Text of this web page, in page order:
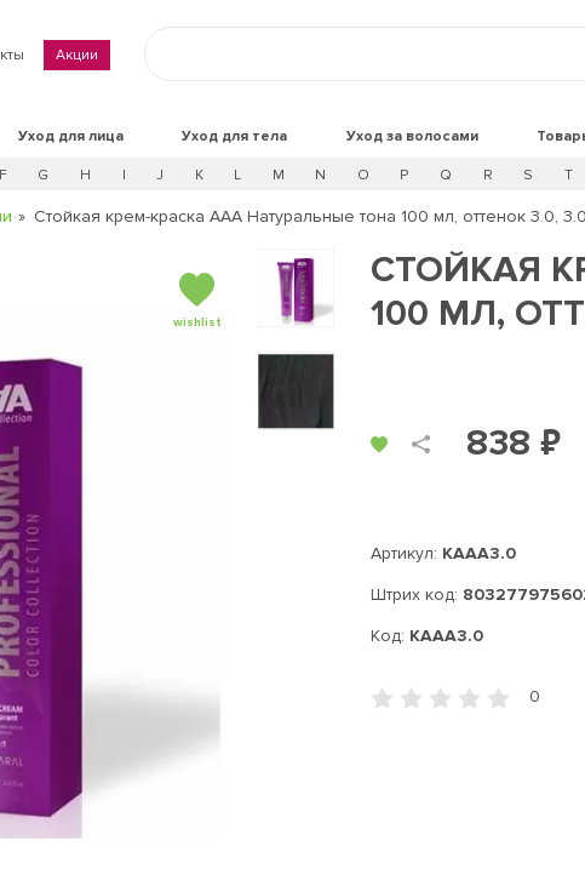
Акции
Уход для лица Уход для тела Уход за волосами
F G H I J K L M N O P Q R S T
Стойкая крем-краска AAA Натуральные тона 100 мл, оттенок 3.0,
wishlist
СТОЙКАЯ
100 МЛ,
838 ₽
Артикул: KAAA3.0
Штрих код:
Код: KAAA3.0
0